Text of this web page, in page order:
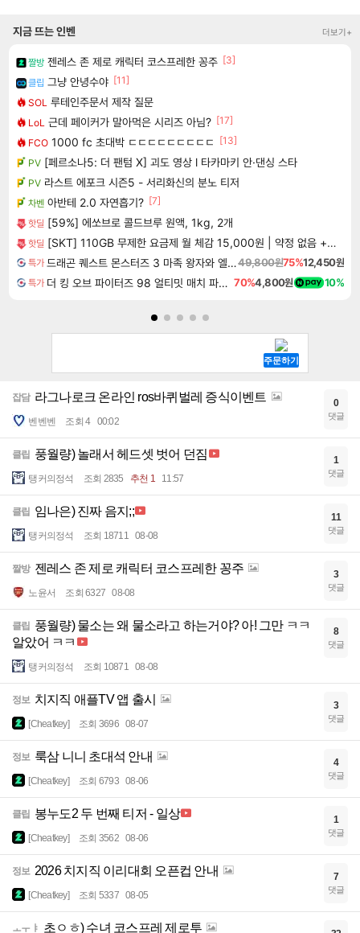
지금 뜨는 인벤 더보기+
짤방 젠레스 존 제로 캐릭터 코스프레한 꽁주 [3]
클립 그냥 안녕수야 [11]
SOL 루테인주문서 제작 질문
LoL 근데 페이커가 말아먹은 시리즈 아님? [17]
FCO 1000 fc 초대박 ㄷㄷㄷㄷㄷㄷㄷㄷㄷ
[13]
PV [페르소나5: 더 팬텀 X] 괴도 영상 l 타카마키 안·댄싱 스타
PV 라스트 에포크 시즌5 - 서리화신의 분노 티저
차벤 아반테 2.0 자연흡기? [7]
핫딜 [59%] 에쏘브로 콜드브루 원액, 1kg, 2개
핫딜 [SKT] 110GB 무제한 요금제 월 체감 15,000원 | 약정 없음 + 첫 달 전액 환급 + 티빙 무료 + 2만 추가 지급(첫 달)
특가 드래곤 퀘스트 몬스터즈 3 마족 왕자와 엘프의 여행 Dragon Quest Monsters The Dark Prince49,800원75%12,450원
특가 더 킹 오브 파이터즈 98 얼티밋 매치 파이널 에디션 THE KING OF FIGHTERS 98 ULTIMATE MATCH FINAL EDITION 70%4,800원 10%
잡담 라그나로크 온라인 ros바퀴벌레 증식이벤트
벤벤벤 조회 4 00:02
0
댓글
클립 풍월량) 놀래서 헤드셋 벗어 던짐
탱커의정석 조회 2835 추천 1 11:57
1
댓글
클립 임나은) 진짜 음지;;
탱커의정석 조회 18711 08-08
11
댓글
짤방 젠레스 존 제로 캐릭터 코스프레한 꽁주
노윤서 조회 6327 08-08
3
댓글
클립 풍월량) 물소는 왜 물소라고 하는거야? 아! 그만 ㅋㅋ
알았어 ㅋㅋ
탱커의정석 조회 10871 08-08
8
댓글
정보 치지직 애플TV 앱 출시
[Cheatkey] 조회 3696 08-07
3
댓글
정보 룩삼 니니 초대석 안내
[Cheatkey] 조회 6793 08-06
4
댓글
클립 봉누도2 두 번째 티저 - 일상
[Cheatkey] 조회 3562 08-06
1
댓글
정보 2026 치지직 이리대회 오픈컵 안내
[Cheatkey] 조회 5337 08-05
7
댓글
ㅗㅜㅑ 초ㅇㅎ) 수녀 코스프레 제로투